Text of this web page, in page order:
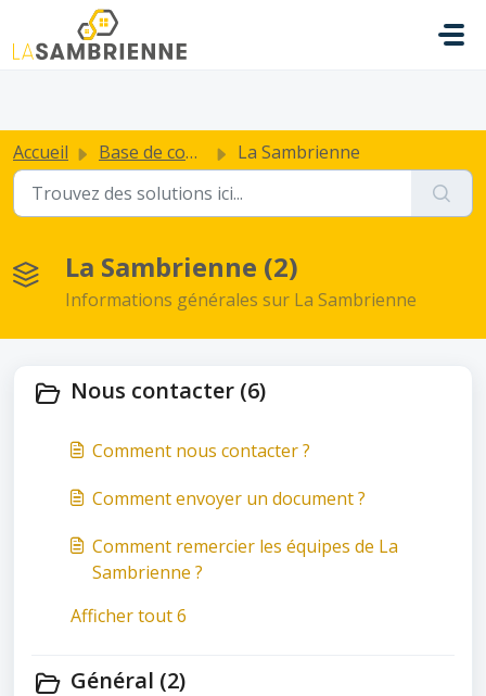
Passer au contenu principal
Accueil Base de connaissances La Sambrienne
La Sambrienne (2)
Informations générales sur La Sambrienne
Nous contacter (6)
Comment nous contacter ?
Comment envoyer un document ?
Comment remercier les équipes de La
Sambrienne ?
Afficher tout 6
Général (2)